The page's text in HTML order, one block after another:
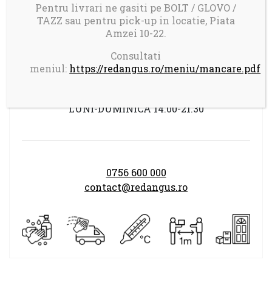
Livrare in Bucuresti.
Comanda minima: 100 ron
mici de 150 ron
LUNI-DUMINICA 14.00-21.30
0756 600 000
contact@redangus.ro
Pentru livrari ne gasiti pe BOLT / GLOVO /
TAZZ sau pentru pick-up in locatie, Piata
Amzei 10-22.
Consultati
meniul: https://redangus.ro/meniu/mancare.pdf